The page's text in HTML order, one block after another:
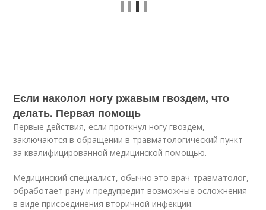
Если наколол ногу ржавым гвоздем, что
делать. Первая помощь
Первые действия, если проткнул ногу гвоздем,
заключаются в обращении в травматологический пункт
за квалифицированной медицинской помощью.
Медицинский специалист, обычно это врач-травматолог,
обработает рану и предупредит возможные осложнения
в виде присоединения вторичной инфекции.